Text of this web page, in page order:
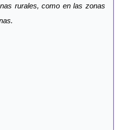
rurales, como en las zonas